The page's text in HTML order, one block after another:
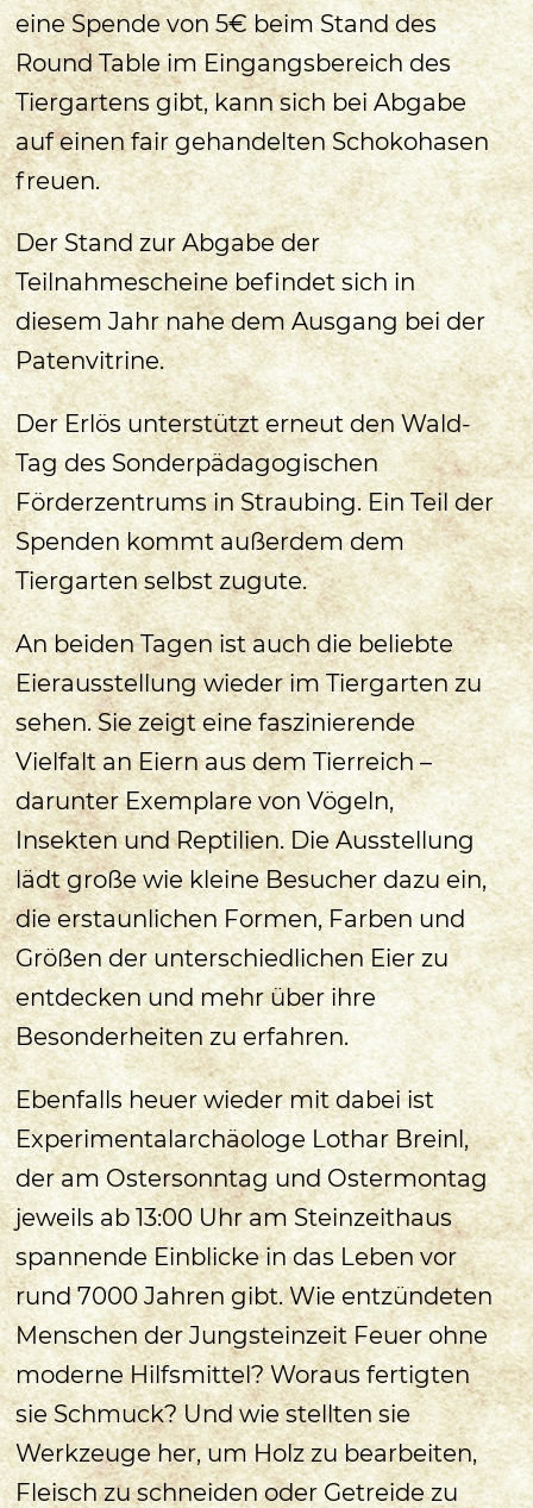
eine Spende von 5€ beim Stand des
Round Table im Eingangsbereich des
Tiergartens gibt, kann sich bei Abgabe
auf einen fair gehandelten Schokohasen
freuen.
Der Stand zur Abgabe der
Teilnahmescheine befindet sich in
diesem Jahr nahe dem Ausgang bei der
Patenvitrine.
Der Erlös unterstützt erneut den Wald-
Tag des Sonderpädagogischen
Förderzentrums in Straubing. Ein Teil der
Spenden kommt außerdem dem
Tiergarten selbst zugute.
An beiden Tagen ist auch die beliebte
Eierausstellung wieder im Tiergarten zu
sehen. Sie zeigt eine faszinierende
Vielfalt an Eiern aus dem Tierreich –
darunter Exemplare von Vögeln,
Insekten und Reptilien. Die Ausstellung
lädt große wie kleine Besucher dazu ein,
die erstaunlichen Formen, Farben und
Größen der unterschiedlichen Eier zu
entdecken und mehr über ihre
Besonderheiten zu erfahren.
Ebenfalls heuer wieder mit dabei ist
Experimentalarchäologe Lothar Breinl,
der am Ostersonntag und Ostermontag
jeweils ab 13:00 Uhr am Steinzeithaus
spannende Einblicke in das Leben vor
rund 7000 Jahren gibt. Wie entzündeten
Menschen der Jungsteinzeit Feuer ohne
moderne Hilfsmittel? Woraus fertigten
sie Schmuck? Und wie stellten sie
Werkzeuge her, um Holz zu bearbeiten,
Fleisch zu schneiden oder Getreide zu